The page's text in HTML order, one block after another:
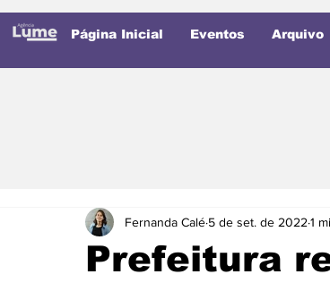
Página Inicial Eventos Arquivo
Prefeitura
Fernanda Calé 5 de set. de 2022 1